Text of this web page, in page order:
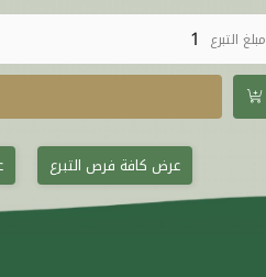
مبلغ التبرع
عرض كافة فرص التبرع